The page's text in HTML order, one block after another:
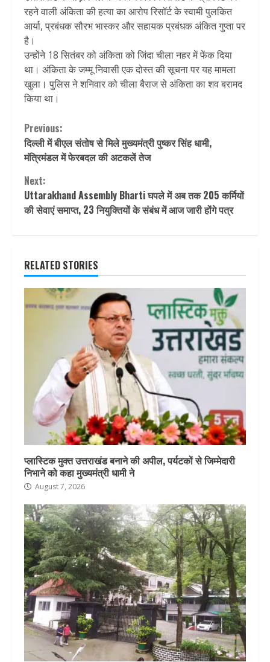
रहने वाली अंकिता की हत्या का आरोप रिसॉर्ट के स्वामी पुलकित
आर्या, प्रबंधक सौरभ भास्कर और सहायक प्रबंधक अंकित गुप्ता पर
है।
उन्होंने 18 सितंबर को अंकिता को जिंदा चीला नहर में फेंक दिया
था। अंकिता के जम्मू निवासी एक दोस्त की सूचना पर यह मामला
खुला। पुलिस ने शनिवार को चीला बैराज से अंकिता का शव बरामद
किया था।
Continue
Reading
Previous:
दिल्ली में बीएल संतोष से मिले मुख्यमंत्री पुष्कर सिंह धामी,
मंत्रिमंडल में फेरबदल की अटकलें तेज
Next:
Uttarakhand Assembly Bharti घपले में अब तक 205 कर्मियों
की सेवाएं समाप्त, 23 नियुक्तियों के संबंध में आज जारी होंगे पत्र
RELATED STORIES
प्लास्टिक मुक्त उत्तराखंड बनाने की अपील, पर्यटकों से जिम्मेदारी
निभाने को कहा मुख्यमंत्री धामी ने
August 7, 2026